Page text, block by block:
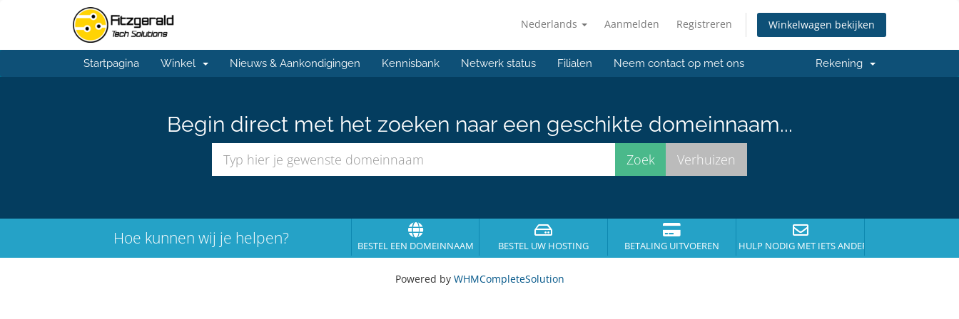
Nederlands Aanmelden Registreren Winkelwagen bekijken
Startpagina Winkel Nieuws & Aankondigingen Kennisbank Netwerk status Filialen Neem contact op met ons Rekening
Begin direct met het zoeken naar een geschikte domeinnaam...
Hoe kunnen wij je helpen? BESTEL EEN DOMEINNAAM BESTEL UW HOSTING BETALING UITVOEREN HULP NODIG MET IETS ANDERS?
Powered by WHMCompleteSolution